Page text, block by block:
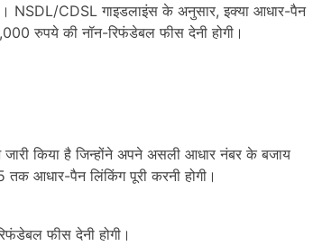
NSDL/CDSL गाइडलाइंस के अनुसार, इक्या आधार-पैन
रुपये की नॉन-रिफंडेबल फीस देनी होगी।
किया है जिन्होंने अपने असली आधार नंबर के बजाय
आधार-पैन लिंकिंग पूरी करनी होगी।
फीस देनी होगी।